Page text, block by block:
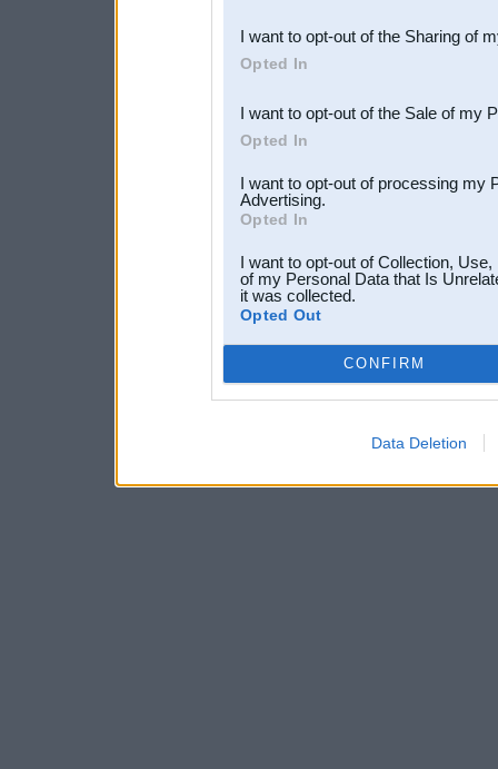
Downstream Participants
third parties.
I want to opt-out of the Sharing of
Opted In
I want to opt-out of the Sale of my
Opted In
I want to opt-out of processing my
Advertising.
Opted In
I want to opt-out of Collection,
of my Personal Data that Is
it was collected.
Opted Out
CONFIRM
Data Deletion